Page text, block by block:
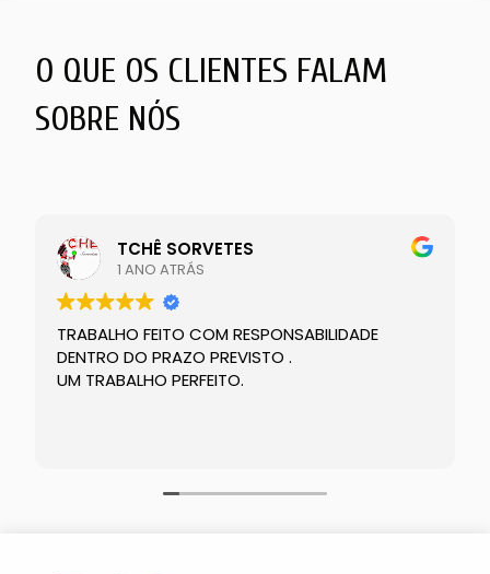
O QUE OS CLIENTES FALAM
SOBRE NÓS
TCHÊ SORVETES
1 ANO ATRÁS
TRABALHO FEITO COM RESPONSABILIDADE
DENTRO DO PRAZO PREVISTO .
UM TRABALHO PERFEITO.